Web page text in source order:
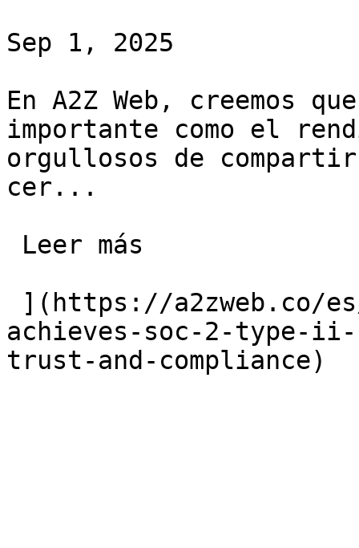
Sep 1, 2025
En A2Z Web, creemos
importante como el
orgullosos de
cer...
achieves-soc-2-